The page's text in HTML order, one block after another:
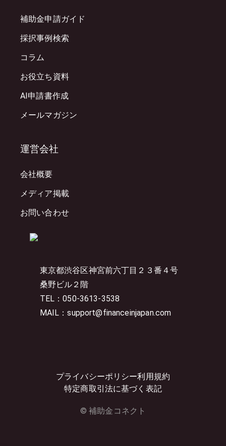
東京都渋谷区神宮前六丁目２３番４号
桑野ビル２階
TEL：050-3613-3538
MAIL：support@financeinjapan.com
プライバシーポリシー利用規約
特定商取引法に基づく表記
© 補助金コネクト
補助金申請ガイド
採択事例検索
コラム
お役立ち資料
AI申請書作成
メールマガジン
運営会社
会社概要
メディア掲載
お問い合わせ